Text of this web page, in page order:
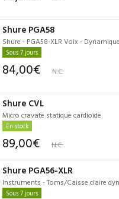
Shure PGA58
Shure - PGA58-XLR Voix -
Sous 7 jours
84,00€ N.C.
Shure CVL
Micro cravate statique cardioïde
En stock
89,00€ N.C.
Shure PGA56-XLR
Instruments - Toms/Caisse claire
Sous 7 jours